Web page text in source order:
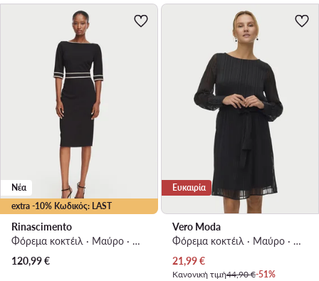
extra -10% Κωδικός: LAST
Νέα
Rinascimento
Φόρεμα κοκτέιλ · Μαύρο · Midi
120,99€
Ευκαιρία
Vero Moda
Φόρεμα κοκτέιλ · Μαύρο · Mini
Τρέχουσα τιμή
21,99€
Κανονική τιμή44,90 €-51%